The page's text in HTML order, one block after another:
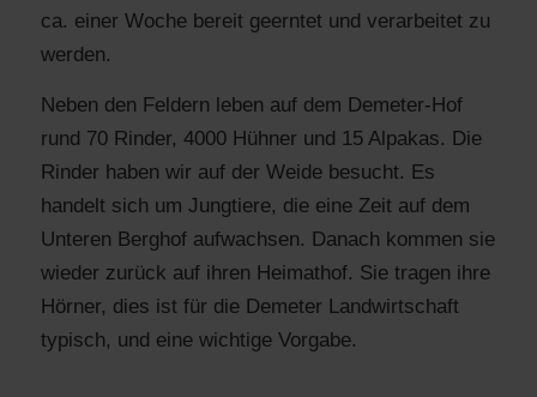
ca. einer Woche bereit geerntet und verarbeitet zu
werden.
Neben den Feldern leben auf dem Demeter-Hof
rund 70 Rinder, 4000 Hühner und 15 Alpakas. Die
Rinder haben wir auf der Weide besucht. Es
handelt sich um Jungtiere, die eine Zeit auf dem
Unteren Berghof aufwachsen. Danach kommen sie
wieder zurück auf ihren Heimathof. Sie tragen ihre
Hörner, dies ist für die Demeter Landwirtschaft
typisch, und eine wichtige Vorgabe.